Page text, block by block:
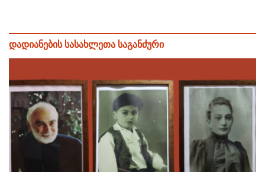
დადიანების სასახლეთა საგანძური